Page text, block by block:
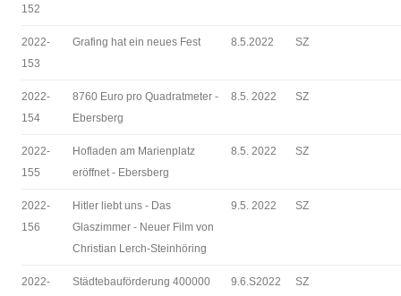
152
2022-
153
Grafing hat ein neues Fest 8.5.2022 SZ
2022-
154
8760 Euro pro Quadratmeter -
Ebersberg
8.5. 2022 SZ
2022-
155
Hofladen am Marienplatz
eröffnet - Ebersberg
8.5. 2022 SZ
2022-
156
Hitler liebt uns - Das
Glaszimmer - Neuer Film von
Christian Lerch-Steinhöring
9.5. 2022 SZ
2022-
Städtebauförderung 400000
9.6.S2022 SZ